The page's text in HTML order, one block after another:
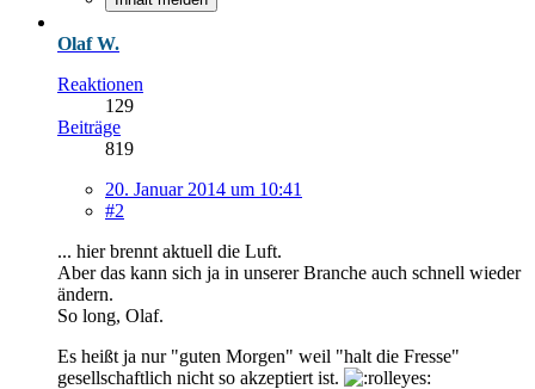
Olaf W.
Reaktionen
129
Beiträge
819
20. Januar 2014 um 10:41
#2
... hier brennt aktuell die Luft.
Aber das kann sich ja in unserer Branche auch schnell wieder
ändern.
So long, Olaf.
Es heißt ja nur "guten Morgen" weil "halt die Fresse"
gesellschaftlich nicht so akzeptiert ist.